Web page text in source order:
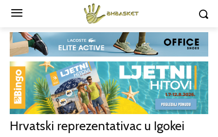
Hrvatski reprezentativac u Igokei